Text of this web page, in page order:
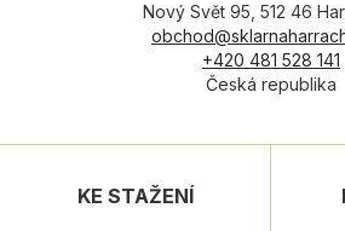
Nový Svět 95, 512 46
+420 481 528 141
Česká republika
KE STAŽENÍ